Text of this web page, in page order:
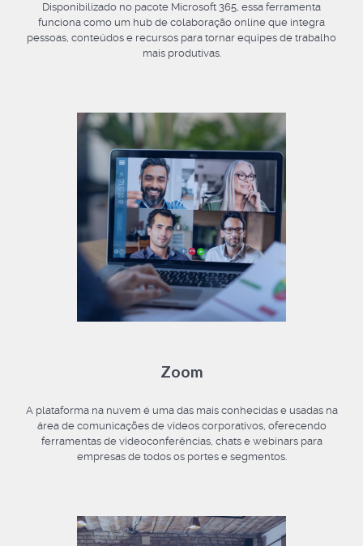
Disponibilizado no pacote Microsoft 365, essa ferramenta
funciona como um hub de colaboração online que integra
pessoas, conteúdos e recursos para tornar equipes de trabalho
mais produtivas.
Zoom
A plataforma na nuvem é uma das mais conhecidas e usadas na
área de comunicações de vídeos corporativos, oferecendo
ferramentas de videoconferências, chats e webinars para
empresas de todos os portes e segmentos.